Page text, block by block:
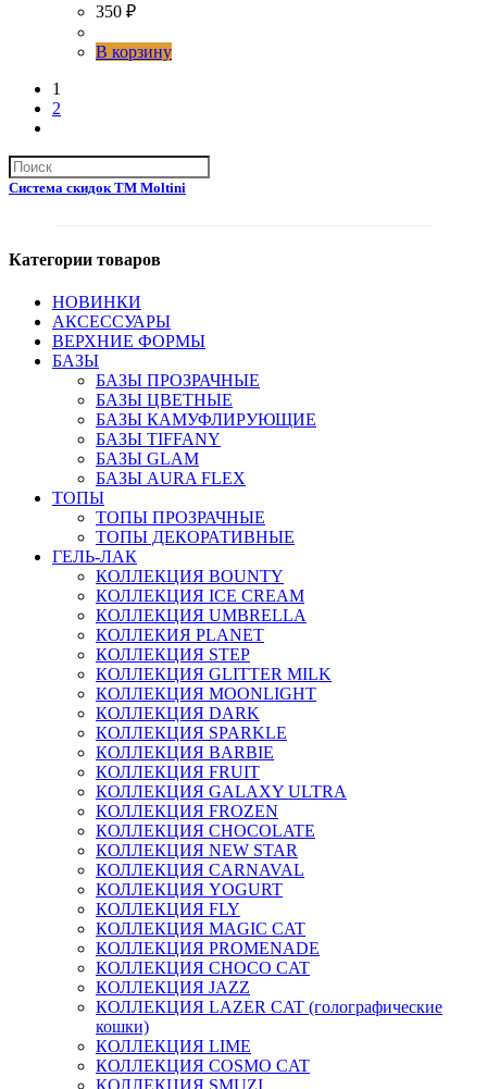
350 ₽
В корзину
1
2
Система скидок ТМ Moltini
Категории товаров
НОВИНКИ
АКСЕССУАРЫ
ВЕРХНИЕ ФОРМЫ
БАЗЫ
БАЗЫ ПРОЗРАЧНЫЕ
БАЗЫ ЦВЕТНЫЕ
БАЗЫ КАМУФЛИРУЮЩИЕ
БАЗЫ TIFFANY
БАЗЫ GLAM
БАЗЫ AURA FLEX
ТОПЫ
ТОПЫ ПРОЗРАЧНЫЕ
ТОПЫ ДЕКОРАТИВНЫЕ
ГЕЛЬ-ЛАК
КОЛЛЕКЦИЯ BOUNTY
КОЛЛЕКЦИЯ ICE CREAM
КОЛЛЕКЦИЯ UMBRELLA
КОЛЛЕКИЯ PLANET
КОЛЛЕКЦИЯ STEP
КОЛЛЕКЦИЯ GLITTER MILK
КОЛЛЕКЦИЯ MOONLIGHT
КОЛЛЕКЦИЯ DARK
КОЛЛЕКЦИЯ SPARKLE
КОЛЛЕКЦИЯ BARBIE
КОЛЛЕКЦИЯ FRUIT
КОЛЛЕКЦИЯ GALAXY ULTRA
КОЛЛЕКЦИЯ FROZEN
КОЛЛЕКЦИЯ CHOCOLATE
КОЛЛЕКЦИЯ NEW STAR
КОЛЛЕКЦИЯ CARNAVAL
КОЛЛЕКЦИЯ YOGURT
КОЛЛЕКЦИЯ FLY
КОЛЛЕКЦИЯ MAGIC CAT
КОЛЛЕКЦИЯ PROMENADE
КОЛЛЕКЦИЯ CHOCO CAT
КОЛЛЕКЦИЯ JAZZ
КОЛЛЕКЦИЯ LAZER CAT (голографические
кошки)
КОЛЛЕКЦИЯ LIME
КОЛЛЕКЦИЯ COSMO CAT